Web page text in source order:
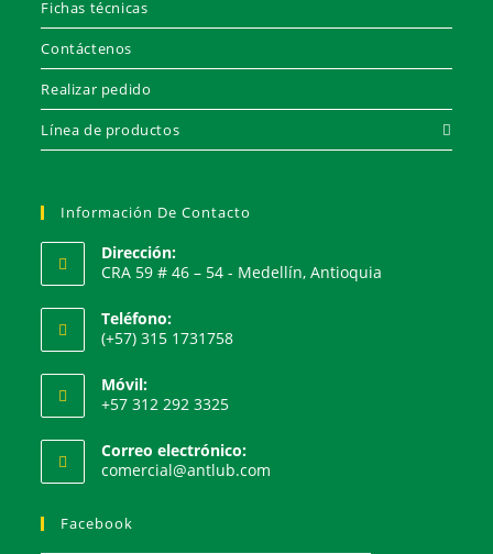
Fichas técnicas
Contáctenos
Realizar pedido
Línea de productos
Información De Contacto
Dirección:
CRA 59 # 46 – 54 - Medellín, Antioquia
Teléfono:
(+57) 315 1731758
Móvil:
+57 312 292 3325
Correo electrónico:
comercial@antlub.com
Facebook